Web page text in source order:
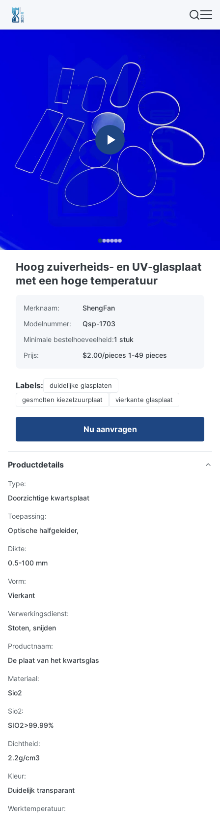
Hoog zuiverheids- en UV-glasplaat
met een hoge temperatuur
Merknaam:
ShengFan
Modelnummer:
Qsp-1703
Minimale bestelhoeveelheid:1 stuk
Prijs:
$2.00/pieces 1-49 pieces
Labels:
duidelijke glasplaten
gesmolten kiezelzuurplaat
vierkante glasplaat
Nu aanvragen
Productdetails
Type:
Doorzichtige kwartsplaat
Toepassing:
Optische halfgeleider,
Dikte:
0.5-100 mm
Vorm:
Vierkant
Verwerkingsdienst:
Stoten, snijden
Productnaam:
De plaat van het kwartsglas
Materiaal:
Sio2
Sio2:
SIO2>99.99%
Dichtheid:
2.2g/cm3
Kleur:
Duidelijk transparant
Werktemperatuur: